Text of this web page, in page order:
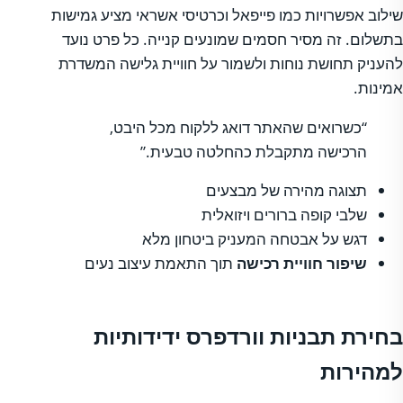
שילוב אפשרויות כמו פייפאל וכרטיסי אשראי מציע גמישות
בתשלום. זה מסיר חסמים שמונעים קנייה. כל פרט נועד
להעניק תחושת נוחות ולשמור על חוויית גלישה המשדרת
אמינות.
“כשרואים שהאתר דואג ללקוח מכל היבט,
הרכישה מתקבלת כהחלטה טבעית.”
תצוגה מהירה של מבצעים
שלבי קופה ברורים ויזואלית
דגש על אבטחה המעניק ביטחון מלא
שיפור חוויית רכישה תוך התאמת עיצוב נעים
בחירת תבניות וורדפרס ידידותיות
למהירות